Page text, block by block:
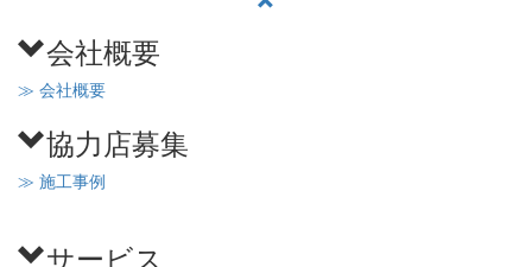
会社概要
≫ 会社概要
協力店募集
≫ 施工事例
サービス